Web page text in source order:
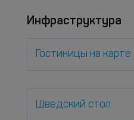
Инфраструктура
Гостиницы на карте
Шведский стол